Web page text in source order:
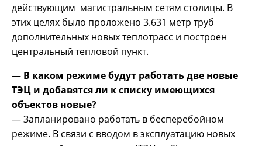
действующим магистральным сетям столицы. В
этих целях было проложено 3.631 метр труб
дополнительных новых теплотрасс и построен
центральный тепловой пункт.
— В каком режиме будут работать две новые
ТЭЦ и добавятся ли к списку имеющихся
объектов новые?
— Запланировано работать в бесперебойном
режиме. В связи с вводом в эксплуатацию новых